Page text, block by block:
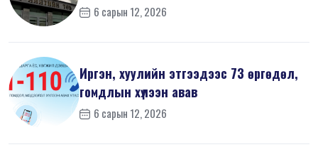
6 сарын 12, 2026
Иргэн, хуулийн этгээдээс 73 өргөдөл,
гомдлын хүлээн авав
6 сарын 12, 2026